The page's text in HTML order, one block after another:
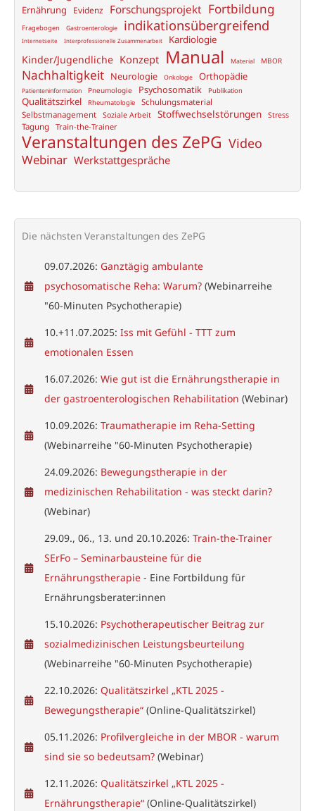
Ernährung Evidenz Forschungsprojekt Fortbildung
Fragebogen Gastroenterologie indikationsübergreifend
Internetseite Interprofessionelle Zusammenarbeit Kardiologie
Kinder/Jugendliche Konzept Manual Material MBOR
Nachhaltigkeit Neurologie Onkologie Orthopädie
Patienteninformation Pneumologie Psychosomatik Publikation
Qualitätszirkel Rheumatologie
Schulungsmaterial
Selbstmanagement
Soziale Arbeit Stoffwechselstörungen Stress
Tagung Train-the-Trainer
Veranstaltungen des ZePG Video
Webinar Werkstattgespräche
Die nächsten Veranstaltungen des ZePG
09.07.2026: Ganztägig ambulante
psychosomatische Reha: Warum? (Webinarreihe
"60-Minuten Psychotherapie)
10.+11.07.2025: Iss mit Gefühl - TTT zum
emotionalen Essen
16.07.2026: Wie gut ist die Ernährungstherapie in
der gastroenterologischen Rehabilitation (Webinar)
10.09.2026: Traumatherapie im Reha-Setting
(Webinarreihe "60-Minuten Psychotherapie)
24.09.2026: Bewegungstherapie in der
medizinischen Rehabilitation - was steckt darin?
(Webinar)
29.09., 06., 13. und 20.10.2026: Train-the-Trainer
SErFo – Seminarbausteine für die
Ernährungstherapie - Eine Fortbildung für
Ernährungsberater:innen
15.10.2026: Psychotherapeutischer Beitrag zur
sozialmedizinischen Leistungsbeurteilung
(Webinarreihe "60-Minuten Psychotherapie)
22.10.2026: Qualitätszirkel „KTL 2025 -
Bewegungstherapie“ (Online-Qualitätszirkel)
05.11.2026: Profilvergleiche in der MBOR - warum
sind sie so bedeutsam? (Webinar)
12.11.2026: Qualitätszirkel „KTL 2025 -
Ernährungstherapie“ (Online-Qualitätszirkel)